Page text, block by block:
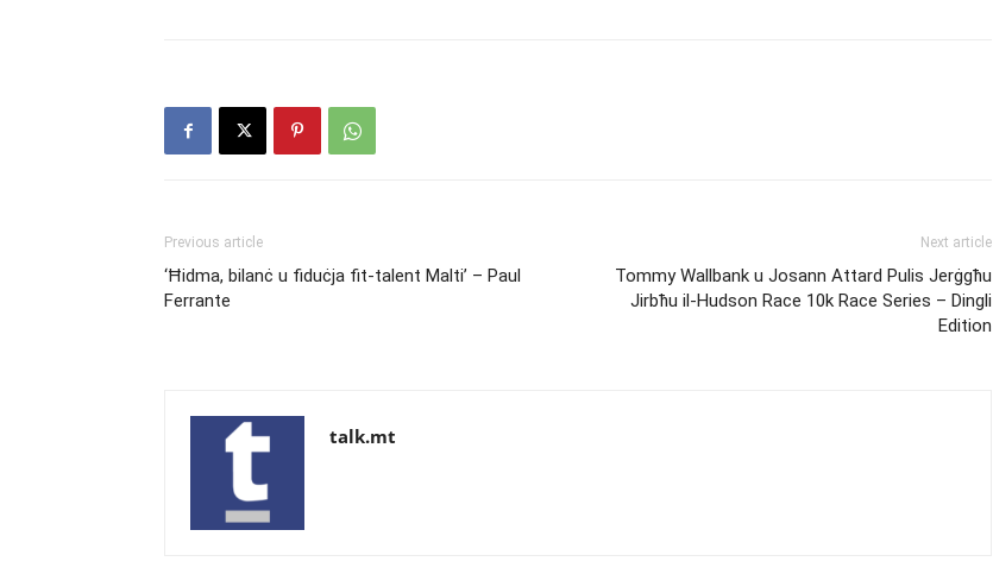
Previous article
‘Ħidma, bilanċ u fiduċja fit-talent Malti’ – Paul
Ferrante
Next article
Tommy Wallbank u Josann Attard Pulis Jerġgħu
Jirbħu il-Hudson Race 10k Race Series – Dingli
Edition
talk.mt